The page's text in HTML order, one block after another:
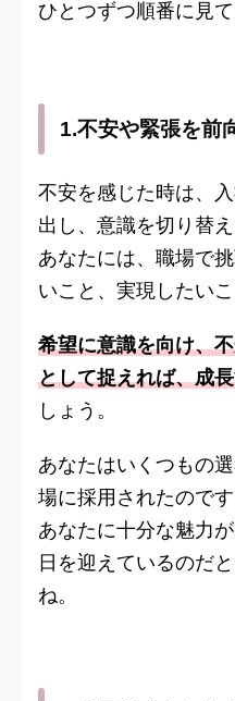
ひとつずつ順番に見て
1.不安や緊張を前
不安を感じた時は、
出し、意識を切り替え
あなたには、職場で
いこと、実現したい
希望に意識を向け、
として捉えれば、成
しょう。
あなたはいくつもの
場に採用されたのです
あなたに十分な魅力
日を迎えているのだ
ね。